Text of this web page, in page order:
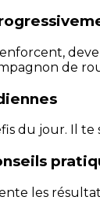
de
du jour. Il
les